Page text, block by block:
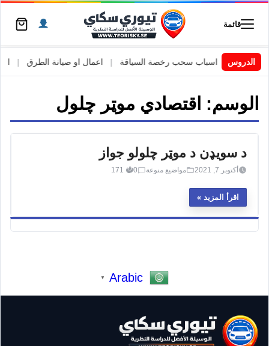
قائمة
الدروسالسويد | اسباب سحب رخصة السياقة اعمال او صيانة الطرق
الوسم: اقتصادي موټر چلول
د سویډن د موټر چلولو جواز
أكتوبر 7, 2021 مواضيع منوعة 0
171
اقرأ المزيد
Arabic
▼